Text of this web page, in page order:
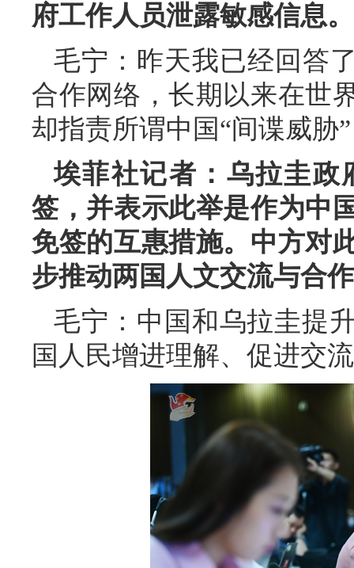
府工作人员泄露敏感信息
毛宁：昨天我已经回答
合作网络，长期以来在世
却指责所谓中国“间谍威胁
埃菲社记者：乌拉圭政
签，并表示此举是作为中
免签的互惠措施。中方对
步推动两国人文交流与合
毛宁：中国和乌拉圭提
国人民增进理解、促进交